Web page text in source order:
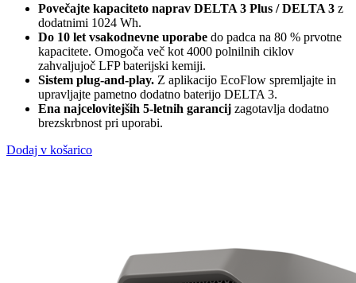
Povečajte kapaciteto naprav DELTA 3 Plus / DELTA 3 z
dodatnimi 1024 Wh.
Do 10 let vsakodnevne uporabe do padca na 80 % prvotne
kapacitete. Omogoča več kot 4000 polnilnih ciklov
zahvaljujoč LFP baterijski kemiji.
Sistem plug-and-play. Z aplikacijo EcoFlow spremljajte in
upravljajte pametno dodatno baterijo DELTA 3.
Ena najcelovitejših 5-letnih garancij zagotavlja dodatno
brezskrbnost pri uporabi.
Dodaj v košarico